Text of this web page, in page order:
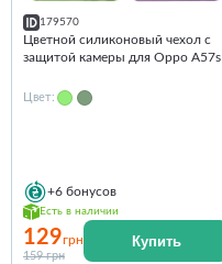
179570
Цветной силиконовый чехол с
защитой камеры для Oppo A57s
Цвет:
+6 бонусов
Есть в наличии
129грн
159 грн
Купить